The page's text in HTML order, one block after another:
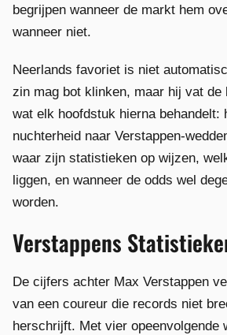
begrijpen wanneer de markt hem
wanneer niet.
Neerlands favoriet is niet
zin mag bot klinken, maar hij vat de
wat elk hoofdstuk hierna behandelt:
nuchterheid naar Verstappen-
waar zijn statistieken op wijzen,
liggen, en wanneer de odds wel
worden.
Verstappens
De cijfers achter Max Verstappen
van een coureur die records niet
herschrijft. Met vier opeenvolgende